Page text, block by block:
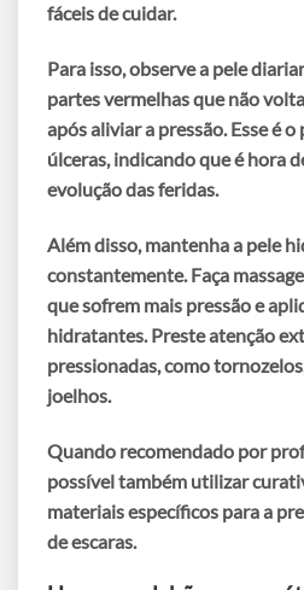
fáceis de cuidar.
Para isso, observe a pele
partes vermelhasque não
após aliviar a pressão. Esse é
úlceras, indicando que é hora
evolução das feridas.
Além disso, mantenha a pele
constantemente. Faça
que sofrem mais pressão e
hidratantes. Preste atenção
pressionadas, como
joelhos.
Quando recomendado por
possível também utilizar
materiais específicos para a
de escaras.